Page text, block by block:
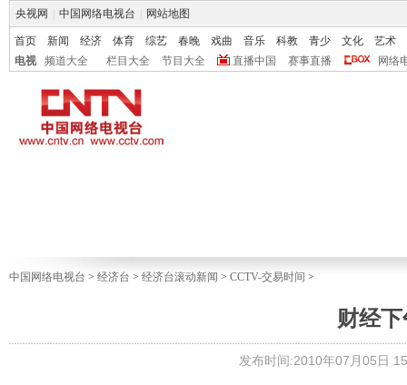
央视网 中国网络电视台 网站地图
首页 新闻 经济 体育 综艺 春晚 戏曲 音乐 科教 青少 文化
艺术
电视
频道大全 栏目大全 节目大全 直播中国 赛事直播 网络
中国网络电视台 > 经济台 > 经济台滚动新闻 > CCTV-交易时间 >
财经下
发布时间:2010年07月05日